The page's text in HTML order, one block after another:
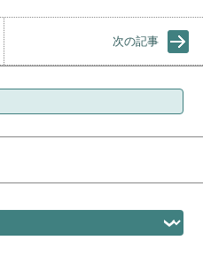
次の記事